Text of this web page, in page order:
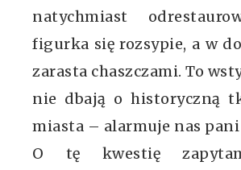
natychmiast
figurka się rozsypie, a w
zarasta chaszczami. To
nie dbają o historyczną
miasta – alarmuje nas
O tę kwestię